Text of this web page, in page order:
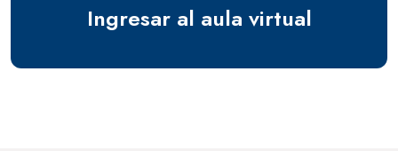
Ingresar al aula virtual